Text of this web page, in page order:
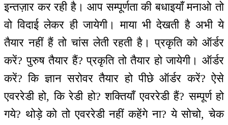
इन्तज़ार कर रही है। आप सम्पूर्णता की बधाइयाँ मनाओ तो
वो विदाई लेकर ही जायेगी। माया भी देखती है अभी ये
तैयार नहीं हैं तो चांस लेती रहती है। प्रकृति को ऑर्डर
करें? पुरुष तैयार हैं? प्रकृति तो तैयार हो जायेगी। ऑर्डर
करें? कि ज्ञान सरोवर तैयार हो पीछे ऑर्डर करें? ऐसे
एवररेडी हो, कि रेडी हो? शक्तियाँ एवररेडी हैं? सम्पूर्ण हो
गये? थोड़े को तो एवररेडी नहीं कहेंगे ना? ये सोचो, चेक